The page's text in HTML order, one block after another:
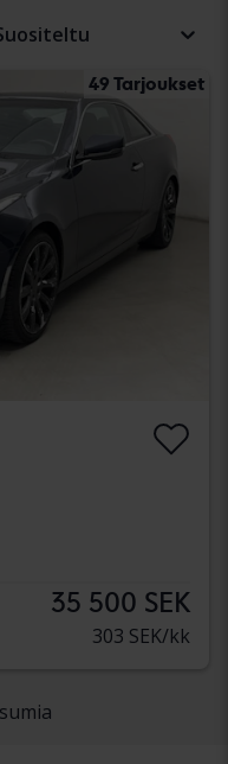
49 Tarjoukset
35 500 SEK
303 SEK/kk